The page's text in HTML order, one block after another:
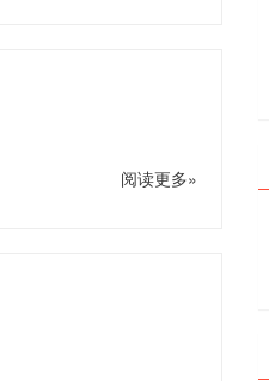
阅读更多»